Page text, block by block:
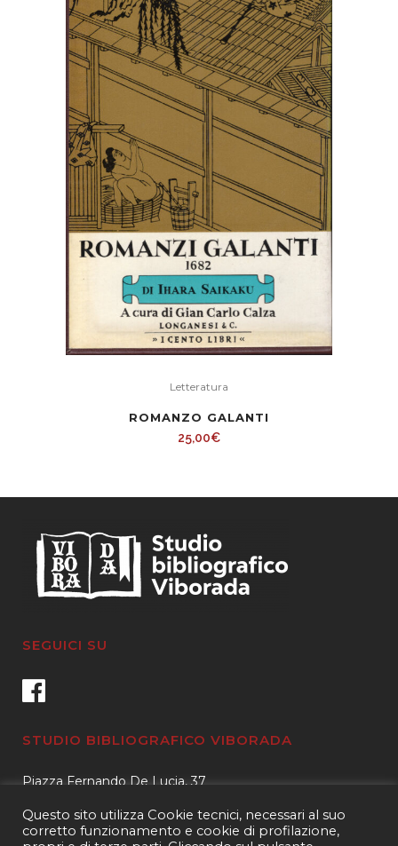
Letteratura
ROMANZO GALANTI
25,00€
SEGUICI SU
STUDIO BIBLIOGRAFICO VIBORADA
Piazza Fernando De Lucia, 37
Tel.3400596959 – 3404632889
Questo sito utilizza Cookie tecnici, necessari al suo
corretto funzionamento e cookie di profilazione,